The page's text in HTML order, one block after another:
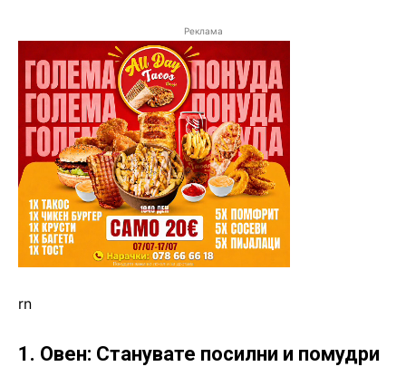
Реклама
rn
1. Овен: Станувате посилни и помудри